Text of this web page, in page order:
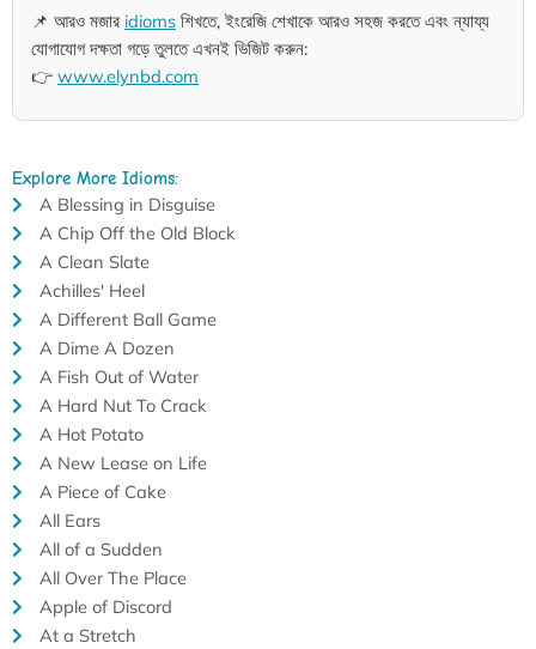
📌 আরও মজার idioms শিখতে, ইংরেজি শেখাকে আরও সহজ করতে এবং ন্যায্য
যোগাযোগ দক্ষতা গড়ে তুলতে এখনই ভিজিট করুন:
👉 www.elynbd.com
Explore More Idioms:
A Blessing in Disguise
A Chip Off the Old Block
A Clean Slate
Achilles' Heel
A Different Ball Game
A Dime A Dozen
A Fish Out of Water
A Hard Nut To Crack
A Hot Potato
A New Lease on Life
A Piece of Cake
All Ears
All of a Sudden
All Over The Place
Apple of Discord
At a Stretch